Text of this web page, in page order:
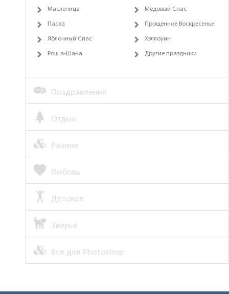
Масленица Медовый Спас
Пасха Прощенное Воскресенье
Яблочный Спас Хэллоуин
Рош а-Шана Другие праздники
Поздравления
Отдых
Разное
Любовь
Детское
Зверьё
Все для Photoshop